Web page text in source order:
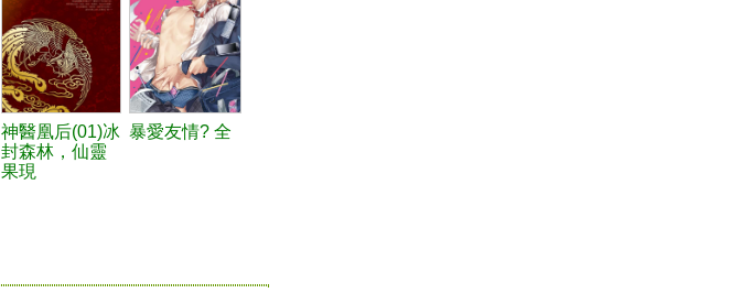
神醫凰后(01)冰
封森林，仙靈
果現
暴愛友情? 全